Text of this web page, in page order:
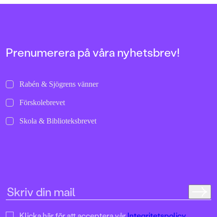
Prenumerera på våra nyhetsbrev!
Rabén & Sjögrens vänner
Förskolebrevet
Skola & Biblioteksbrevet